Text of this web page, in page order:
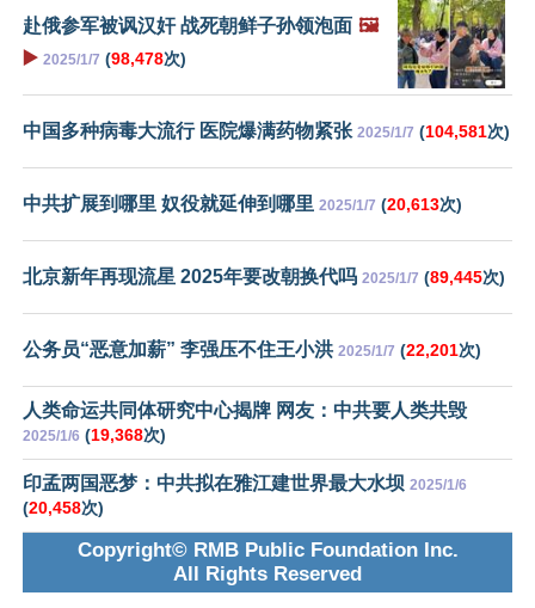
赴俄参军被讽汉奸 战死朝鲜子孙领泡面 🖼️
▶️ 2025/1/7 (98,478次)
中国多种病毒大流行 医院爆满药物紧张 2025/1/7 (104,581次)
中共扩展到哪里 奴役就延伸到哪里 2025/1/7 (20,613次)
北京新年再现流星 2025年要改朝换代吗 2025/1/7 (89,445次)
公务员“恶意加薪” 李强压不住王小洪 2025/1/7 (22,201次)
人类命运共同体研究中心揭牌 网友：中共要人类共毁
2025/1/6 (19,368次)
印孟两国恶梦：中共拟在雅江建世界最大水坝 2025/1/6
(20,458次)
Copyright© RMB Public Foundation Inc.
All Rights Reserved